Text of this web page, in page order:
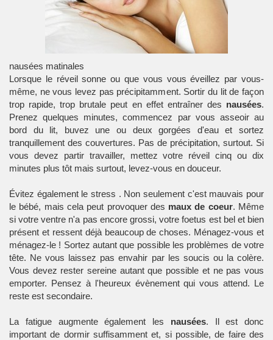
nausées matinales
Lorsque le réveil sonne ou que vous vous éveillez par vous-
même, ne vous levez pas précipitamment. Sortir du lit de façon
trop rapide, trop brutale peut en effet entraîner des nausées.
Prenez quelques minutes, commencez par vous asseoir au
bord du lit, buvez une ou deux gorgées d'eau et sortez
tranquillement des couvertures. Pas de précipitation, surtout. Si
vous devez partir travailler, mettez votre réveil cinq ou dix
minutes plus tôt mais surtout, levez-vous en douceur.
Évitez également le stress . Non seulement c'est mauvais pour
le bébé, mais cela peut provoquer des maux de coeur. Même
si votre ventre n'a pas encore grossi, votrefoetus est bel et bien
présent et ressent déjà beaucoup de choses. Ménagez-vous et
ménagez-le ! Sortez autant que possible les problèmes de votre
tête. Ne vous laissez pas envahir par les soucis ou la colère.
Vous devez rester sereine autant que possible et ne pas vous
emporter. Pensez à l'heureux évènement qui vous attend. Le
reste est secondaire.
La fatigue augmente également les nausées. Il est donc
important de dormir suffisamment et, si possible, de faire des